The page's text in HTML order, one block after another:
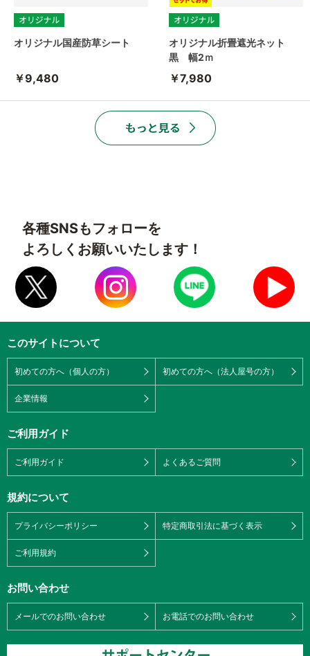
オリジナル国産防草シート
￥9,480
オリジナル折畳遮光ネット
黒 幅2ｍ
￥7,980
各種SNSもフォローを
よろしくお願いいたします！
このサイトについて
初めての方へ（個人の方） 初めての方へ（法人屋号の方）
企業情報
ご利用ガイド
ご利用ガイド よくあるご質問
規約について
プライバシーポリシー 特定商取引法に基づく表示
ご利用規約
お問い合わせ
メールでのお問い合わせ お電話でのお問い合わせ